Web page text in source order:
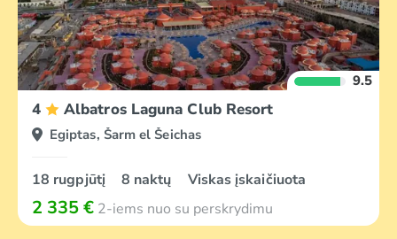
9.5
4 Albatros Laguna Club Resort
Egiptas, Šarm el Šeichas
18 rugpjūtį 8 naktų Viskas įskaičiuota
2 335 € 2-iems nuo su perskrydimu